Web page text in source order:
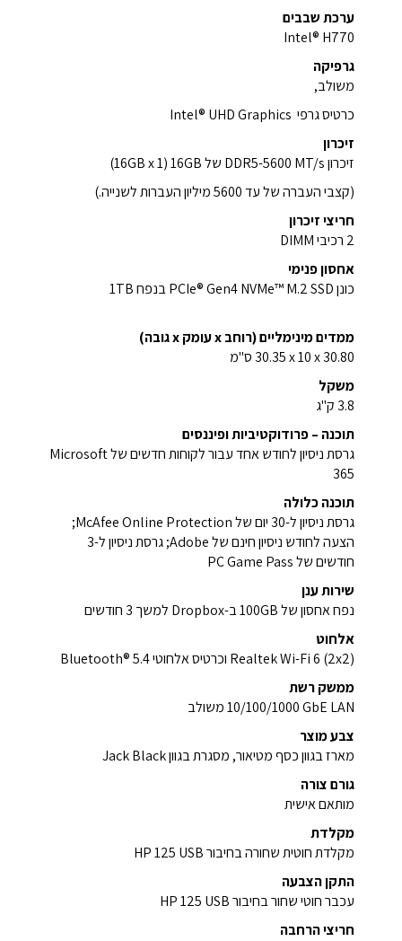
ערכת שבבים
Intel® H770‎
גרפיקה
משולב,
כרטיס גרפי Intel® UHD Graphics ‎
זיכרון
זיכרון DDR5-5600 MT/s של 16GB ‏(1 x ‏16GB)
(קצבי העברה של עד ‎5600 מיליון העברות לשנייה.)
חריצי זיכרון
2 רכיבי DIMM
אחסון פנימי
כונן PCIe® Gen4 NVMe™ M.2 SSD בנפח 1TB
ממדים מינימליים (רוחב x עומק x גובה)
‎30.35 x 10 x 30.80 ס"מ
משקל
3.8 ק"ג
תוכנה – פרודוקטיביות ופיננסים
גרסת ניסיון לחודש אחד עבור לקוחות חדשים של Microsoft
365
תוכנה כלולה
גרסת ניסיון ל-30 יום של McAfee Online Protection‏;
הצעה לחודש ניסיון חינם של Adobe; גרסת ניסיון ל-3
חודשים של PC Game Pass
שירות ענן
נפח אחסון של 100GB ב-Dropbox למשך 3 חודשים
אלחוט
Realtek Wi-Fi 6 (2x2) וכרטיס אלחוטי Bluetooth® 5.4
ממשק רשת
‎10/100/1000 GbE LAN‎‏ משולב
צבע מוצר
מארז בגוון כסף מטיאור, מסגרת בגוון Jack Black
גורם צורה
מותאם אישית
מקלדת
מקלדת חוטית שחורה בחיבור USB‏ HP 125
התקן הצבעה
עכבר חוטי שחור בחיבור USB‏ HP 125
חריצי הרחבה